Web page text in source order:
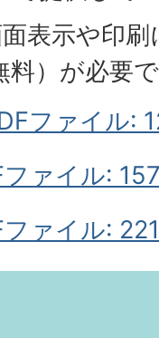
表示や印
）が必要
ファイル:
ァイル:
ァイル: